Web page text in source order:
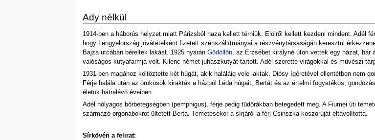
Ady nélkül
1914-ben a háborús helyzet miatt Párizsból haza kellett térniük. Elölről kellett kezdeni mindent. Adél
hogy Lengyelország jóvátételként fizetett szénszállítmányai a részvénytársaságán keresztül
Bajza utcában béreltek lakást. 1925 nyarán Gödöllőn, az Erzsébet királyné úton vettek egy házat, bár
valóságos kutyafarmja volt. Kilenc német juhászkutyát tartott. Adél szerette virágokkal és művészi
1931-ben magához költöztette két húgát, akik haláláig vele laktak. Diósy ígéretével ellentétben nem
Férje halála után az örökösök kirakták a házból Léda húgait, Bertát és az értelmi fogyatékos,
életük hátralévő éveiben.
Adél hólyagos bőrbetegségben (pemphigus), férje pedig tüdőrákban betegedett meg. A Fiumei úti
származó orgonabokrot ültetett Berta. Temetésekor a sírjáról a férj Csinszka koszorúját eltávolította.
Sírkövén a felirat: